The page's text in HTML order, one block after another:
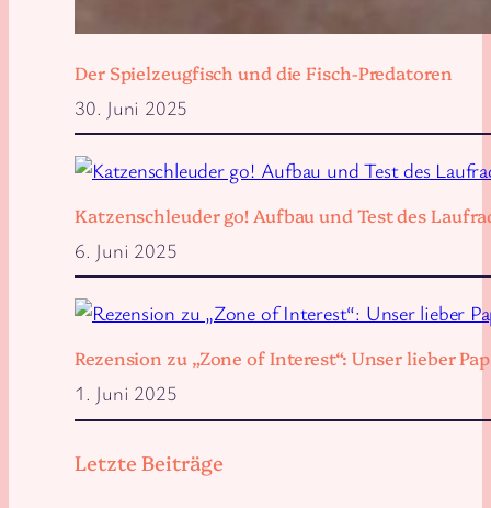
Letzte Beiträge
Der Spielzeugfisch und die Fisch-Predatoren
30. Juni 2025
Katzenschleuder go! Aufbau und Test des
6. Juni 2025
Rezension zu „Zone of Interest“: Unser lieber
1. Juni 2025